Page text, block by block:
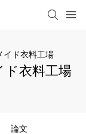
イド衣料工場
衣料工場
論文